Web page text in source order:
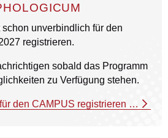
unverbindlich für den
registrieren.
sobald das Programm
zu Verfügung stehen.
den CAMPUS registrieren …